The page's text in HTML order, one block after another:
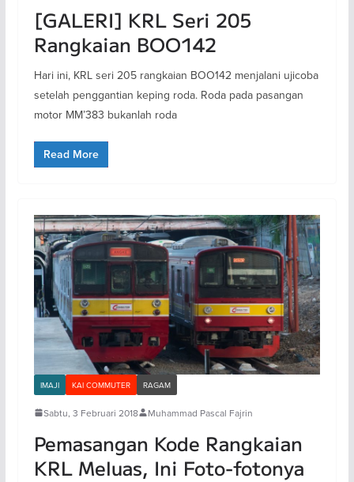
[GALERI] KRL Seri 205
Rangkaian BOO142
Hari ini, KRL seri 205 rangkaian BOO142 menjalani ujicoba
setelah penggantian keping roda. Roda pada pasangan
motor MM’383 bukanlah roda
Read More
IMAJI KAI COMMUTER RAGAM
Sabtu, 3 Februari 2018 Muhammad Pascal Fajrin
Pemasangan Kode Rangkaian
KRL Meluas, Ini Foto-fotonya